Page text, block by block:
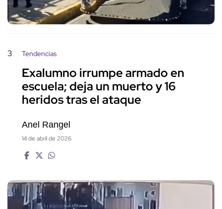
3 Tendencias
Exalumno irrumpe armado en
escuela; deja un muerto y 16
heridos tras el ataque
Anel Rangel
14 de abril de 2026